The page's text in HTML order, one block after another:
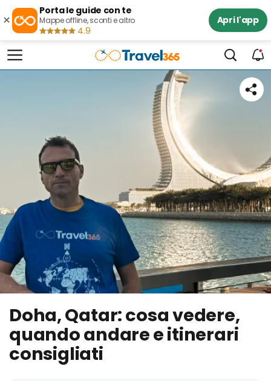
×
Porta le guide con te
Mappe offline, sconti e altro
4.9
Apri l'app
Doha, Qatar: cosa vedere,
quando andare e itinerari
consigliati